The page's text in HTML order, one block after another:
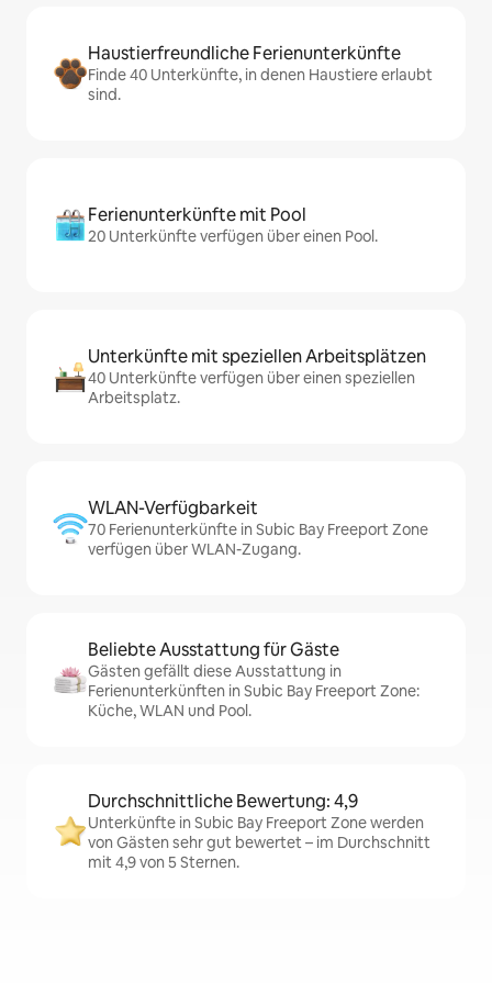
Haustierfreundliche Ferienunterkünfte
Finde 40 Unterkünfte, in denen Haustiere erlaubt
sind.
Ferienunterkünfte mit Pool
20 Unterkünfte verfügen über einen Pool.
Unterkünfte mit speziellen Arbeitsplätzen
40 Unterkünfte verfügen über einen speziellen
Arbeitsplatz.
WLAN-Verfügbarkeit
70 Ferienunterkünfte in Subic Bay Freeport Zone
verfügen über WLAN-Zugang.
Beliebte Ausstattung für Gäste
Gästen gefällt diese Ausstattung in
Ferienunterkünften in Subic Bay Freeport Zone:
Küche, WLAN und Pool.
Durchschnittliche Bewertung: 4,9
Unterkünfte in Subic Bay Freeport Zone werden
von Gästen sehr gut bewertet – im Durchschnitt
mit 4,9 von 5 Sternen.